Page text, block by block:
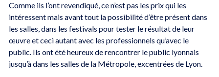
Comme ils l’ont revendiqué, ce n’est pas les prix qui les
intéressent mais avant tout la possibilité d’être présent dans
les salles, dans les festivals pour tester le résultat de leur
œuvre et ceci autant avec les professionnels qu’avec le
public. Ils ont été heureux de rencontrer le public lyonnais
jusqu’à dans les salles de la Métropole, excentrées de Lyon.